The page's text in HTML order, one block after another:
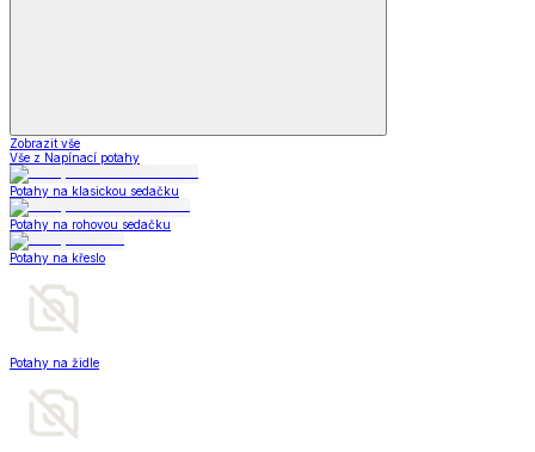
Zobrazit vše
Vše z Napínací potahy
Potahy na klasickou sedačku
Potahy na rohovou sedačku
Potahy na křeslo
Potahy na židle